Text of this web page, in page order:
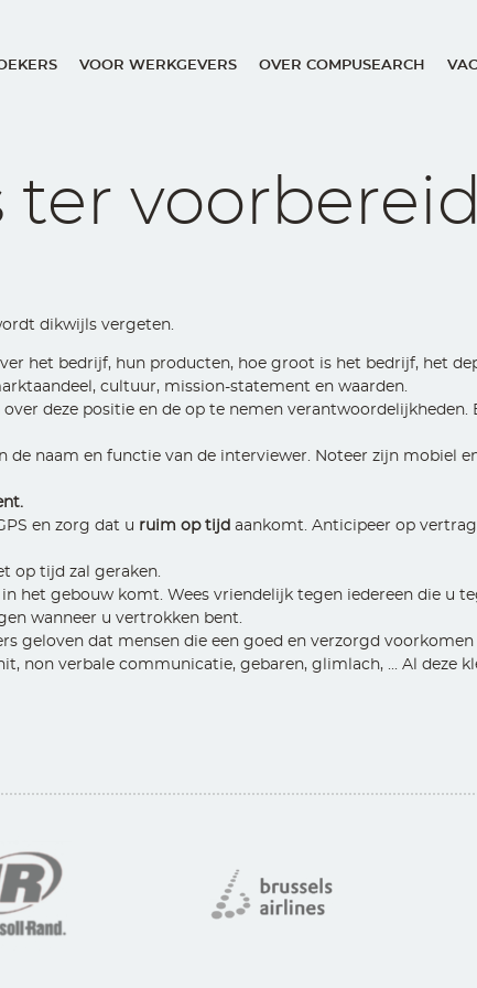
VOOR WERKGEVERS OVER COMPUSEARCH
ter
dikwijls vergeten.
het bedrijf, hun producten, hoe groot is het bedrijf, het
cultuur, mission-statement en waarden.
deze positie en de op te nemen verantwoordelijkheden.
naam en functie van de interviewer. Noteer zijn mobiel
en zorg dat u ruim op tijd aankomt. Anticipeer op
op tijd zal geraken.
gebouw komt. Wees vriendelijk tegen iedereen die u
wanneer u vertrokken bent.
geloven dat mensen die een goed en verzorgd
non verbale communicatie, gebaren, glimlach, ... Al deze